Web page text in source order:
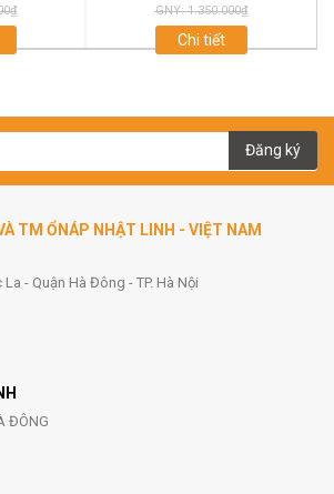
GNY: 1.350.000₫
Chi tiết
Đăng ký
TM ỔNÁP NHẬT LINH - VIỆT NAM
- Quận Hà Đông - TP. Hà Nội
ĐÔNG